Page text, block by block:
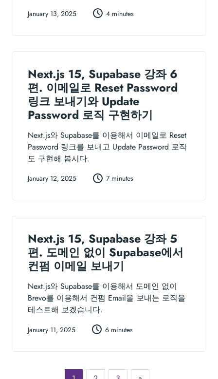
January 13, 2025 4 minutes
Next.js 15, Supabase 강좌 6
편. 이메일로 Reset Password
링크 보내기와 Update
Password 로직 구현하기
Next.js와 Supabase를 이용해서 이메일로 Reset
Password 링크를 보내고 Update Password 로직
도 구현해 봅시다.
January 12, 2025 7 minutes
Next.js 15, Supabase 강좌 5
편. 도메인 없이 Supabase에서
컨펌 이메일 보내기
Next.js와 Supabase를 이용해서 도메인 없이
Brevo를 이용해서 컨펌 Email을 보내는 로직을
테스트해 보겠습니다.
January 11, 2025 6 minutes